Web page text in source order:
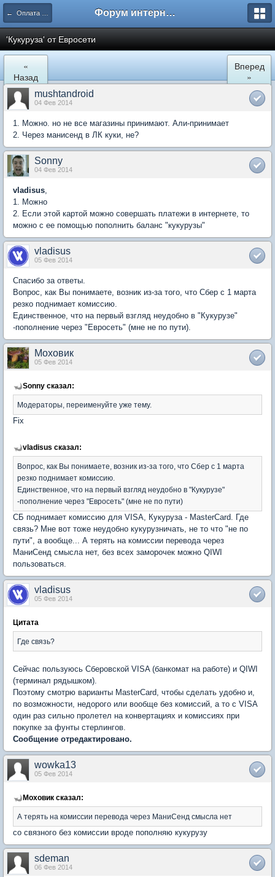
← Оплата покупок в сети Интернет Форум интернет покупателей
'Кукуруза' от Евросети
«
Назад
Вперед
»
mushtandroid
04 Фев 2014
1. Можно. но не все магазины принимают. Али-принимает
2. Через манисенд в ЛК куки, не?
Sonny
04 Фев 2014
vladisus,
1. Можно
2. Если этой картой можно совершать платежи в интернете, то
можно с ее помощью пополнить баланс "кукурузы"
vladisus
05 Фев 2014
Спасибо за ответы.
Вопрос, как Вы понимаете, возник из-за того, что Сбер с 1 марта
резко поднимает комиссию.
Единственное, что на первый взгляд неудобно в "Кукурузе"
-пополнение через "Евросеть" (мне не по пути).
Моховик
05 Фев 2014
Sonny сказал:
Модераторы, переименуйте уже тему.
Fix
vladisus сказал:
Вопрос, как Вы понимаете, возник из-за того, что Сбер с 1 марта
резко поднимает комиссию.
Единственное, что на первый взгляд неудобно в "Кукурузе"
-пополнение через "Евросеть" (мне не по пути)
СБ поднимает комиссию для VISA, Кукуруза - MasterCard. Где
связь? Мне вот тоже неудобно кукурузничать, не то что "не по
пути", а вообще... А терять на комиссии перевода через
МаниСенд смысла нет, без всех заморочек можно QIWI
пользоваться.
vladisus
05 Фев 2014
Цитата
Где связь?
Сейчас пользуюсь Сберовской VISA (банкомат на работе) и QIWI
(терминал рядышком).
Поэтому смотрю варианты MasterCard, чтобы сделать удобно и,
по возможности, недорого или вообще без комиссий, а то с VISA
один раз сильно пролетел на конвертациях и комиссиях при
покупке за фунты стерлингов.
Сообщение отредактировано.
wowka13
05 Фев 2014
Моховик сказал:
А терять на комиссии перевода через МаниСенд смысла нет
со связного без комиссии вроде пополняю кукурузу
sdeman
06 Фев 2014